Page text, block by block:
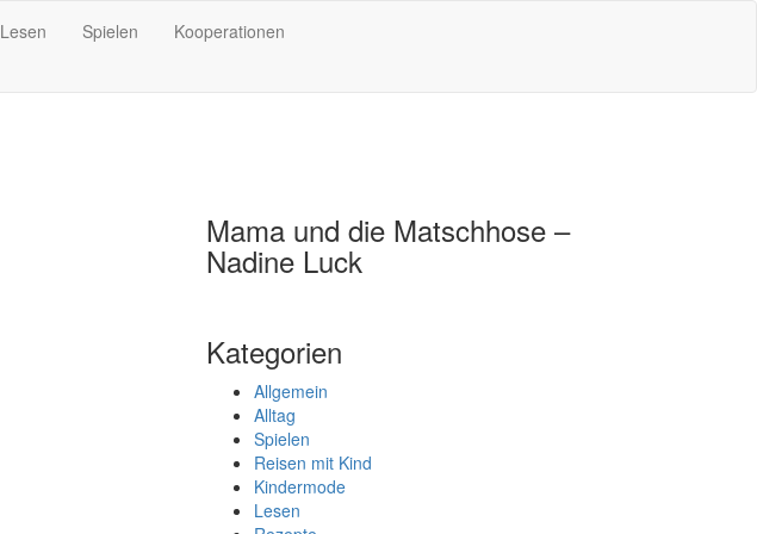
Lesen Spielen Kooperationen
Mama und die Matschhose –
Nadine Luck
Kategorien
Allgemein
Alltag
Spielen
Reisen mit Kind
Kindermode
Lesen